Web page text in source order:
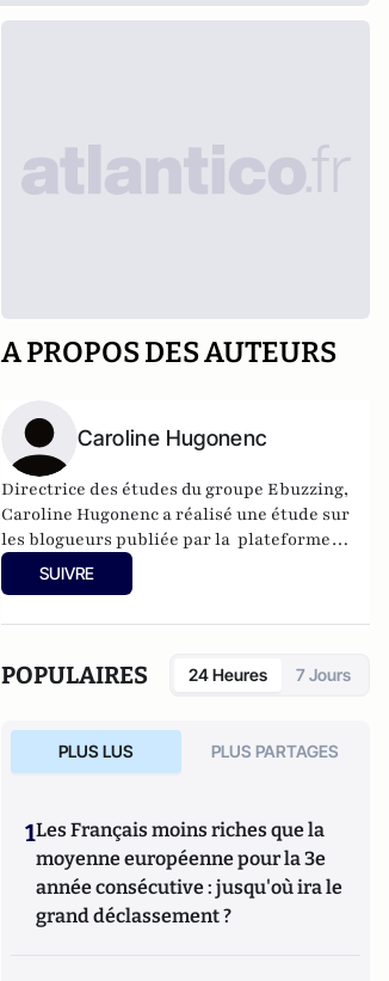
A PROPOS DES AUTEURS
Caroline Hugonenc
Directrice des études du groupe Ebuzzing,
Caroline Hugonenc a réalisé une étude sur
les blogueurs publiée par la plateforme
Overblog à l’occasion du salon Blogworld de
New-York.
SUIVRE
POPULAIRES 24 Heures 7 Jours
PLUS LUS PLUS PARTAGES
1Les Français moins riches que la
moyenne européenne pour la 3e
année consécutive : jusqu'où ira le
grand déclassement ?